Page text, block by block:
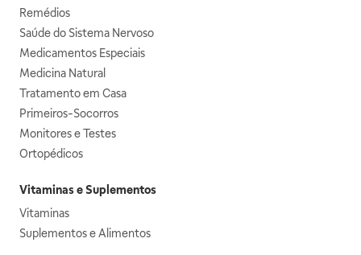
Remédios
Saúde do Sistema Nervoso
Medicamentos Especiais
Medicina Natural
Tratamento em Casa
Primeiros-Socorros
Monitores e Testes
Ortopédicos
Vitaminas e Suplementos
Vitaminas
Suplementos e Alimentos